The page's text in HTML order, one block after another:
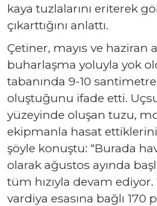
kaya tuzlalarını eriterek
çıkarttığını anlattı.
Çetiner, mayıs ve haziran
buharlaşma yoluyla yok
tabanında 9-10 santimetre
oluştuğunu ifade etti.
yüzeyinde oluşan tuzu,
ekipmanla hasat
şöyle konuştu: “Burada
olarak ağustos ayında
tüm hızıyla devam
vardiya esasına bağlı 170